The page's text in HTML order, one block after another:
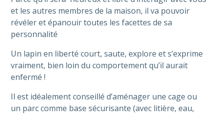
et les autres membres de la maison, il va pouvoir
révéler et épanouir toutes les facettes de sa
personnalité
Un lapin en liberté court, saute, explore et s’exprime
vraiment, bien loin du comportement qu’il aurait
enfermé !
Il est idéalement conseillé d’aménager une cage ou
un parc comme base sécurisante (avec litière, eau,